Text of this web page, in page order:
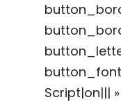
Script|on||| »